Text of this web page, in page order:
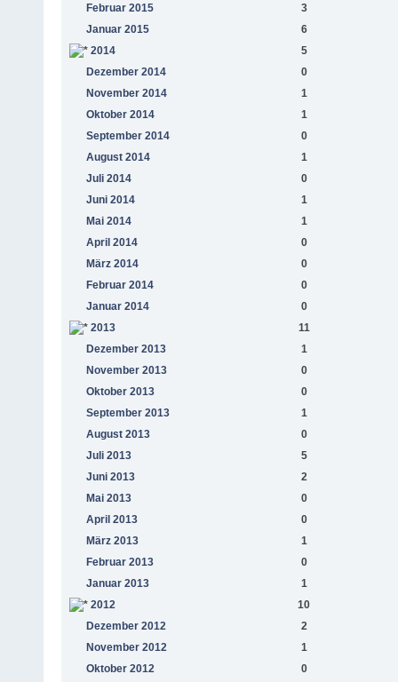
Februar 2015
3
Januar 2015
6
2014
5
Dezember 2014
0
November 2014
1
Oktober 2014
1
September 2014
0
August 2014
1
Juli 2014
0
Juni 2014
1
Mai 2014
1
April 2014
0
März 2014
0
Februar 2014
0
Januar 2014
0
2013
11
Dezember 2013
1
November 2013
0
Oktober 2013
0
September 2013
1
August 2013
0
Juli 2013
5
Juni 2013
2
Mai 2013
0
April 2013
0
März 2013
1
Februar 2013
0
Januar 2013
1
2012
10
Dezember 2012
2
November 2012
1
Oktober 2012
0